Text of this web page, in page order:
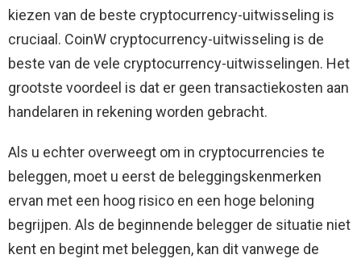
kiezen van de beste cryptocurrency-uitwisseling is
cruciaal. CoinW cryptocurrency-uitwisseling is de
beste van de vele cryptocurrency-uitwisselingen. Het
grootste voordeel is dat er geen transactiekosten aan
handelaren in rekening worden gebracht.
Als u echter overweegt om in cryptocurrencies te
beleggen, moet u eerst de beleggingskenmerken
ervan met een hoog risico en een hoge beloning
begrijpen. Als de beginnende belegger de situatie niet
kent en begint met beleggen, kan dit vanwege de